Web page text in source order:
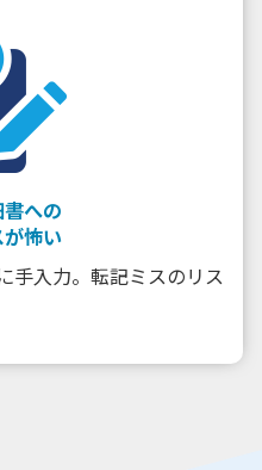
への
怖い
手入力。転記ミスのリス